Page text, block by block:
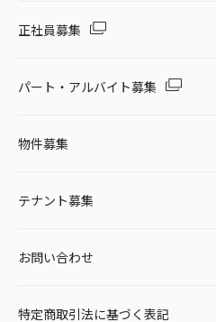
正社員募集
パート・アルバイト募集
物件募集
テナント募集
お問い合わせ
特定商取引法に基づく表記